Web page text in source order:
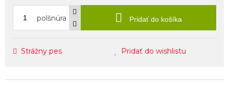
polšnúra Pridať do košíka
Strážny pes Pridať do wishlistu